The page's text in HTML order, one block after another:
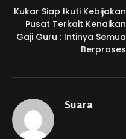
Kukar Siap Ikuti Kebijakan
Pusat Terkait Kenaikan
Gaji Guru : Intinya Semua
Berproses
Suara